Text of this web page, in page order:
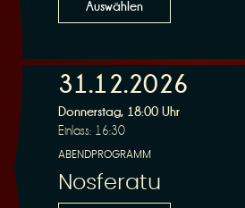
Auswählen
31.12.2026
Donnerstag, 18:00 Uhr
Einlass: 16:30
ABENDPROGRAMM
Nosferatu